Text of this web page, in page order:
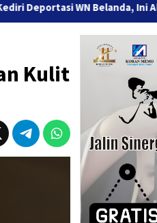
WN Belanda, Ini Alasannya
Kulit